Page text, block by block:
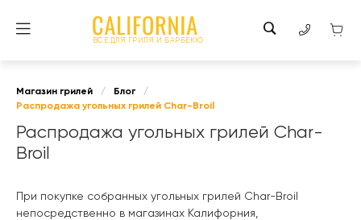
ВСЕ ДЛЯ ГРИЛЯ И БАРБЕКЮ
Магазин грилей / Блог
/
Распродажа угольных грилей Char-Broil
Распродажа угольных грилей Char-
Broil
При покупке собранных угольных грилей Char-Broil
непосредственно в магазинах Калифорния,